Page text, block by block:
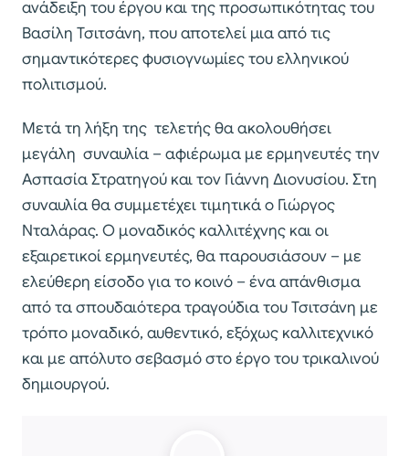
ανάδειξη του έργου και της προσωπικότητας του
Βασίλη Τσιτσάνη, που αποτελεί μια από τις
σημαντικότερες φυσιογνωμίες του ελληνικού
πολιτισμού.
Μετά τη λήξη της τελετής θα ακολουθήσει
μεγάλη συναυλία – αφιέρωμα με ερμηνευτές την
Ασπασία Στρατηγού και τον Γιάννη Διονυσίου. Στη
συναυλία θα συμμετέχει τιμητικά ο Γιώργος
Νταλάρας. Ο μοναδικός καλλιτέχνης και οι
εξαιρετικοί ερμηνευτές, θα παρουσιάσουν – με
ελεύθερη είσοδο για το κοινό – ένα απάνθισμα
από τα σπουδαιότερα τραγούδια του Τσιτσάνη με
τρόπο μοναδικό, αυθεντικό, εξόχως καλλιτεχνικό
και με απόλυτο σεβασμό στο έργο του τρικαλινού
δημιουργού.